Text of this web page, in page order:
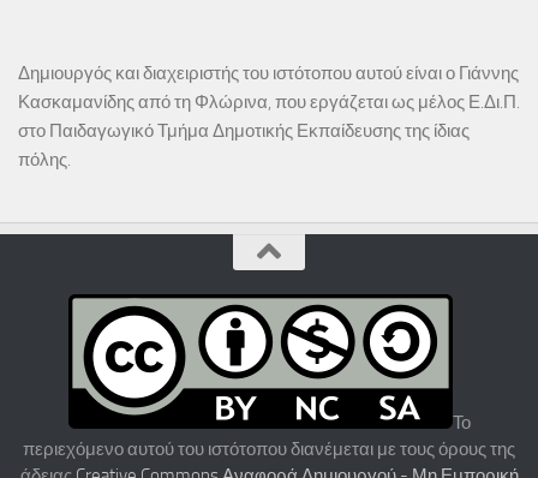
Δημιουργός και διαχειριστής του ιστότοπου αυτού είναι ο Γιάννης
Κασκαμανίδης από τη Φλώρινα, που εργάζεται ως μέλος Ε.Δι.Π.
στο Παιδαγωγικό Τμήμα Δημοτικής Εκπαίδευσης της ίδιας
πόλης.
Το
περιεχόμενο αυτού του ιστότοπου διανέμεται με τους όρους της